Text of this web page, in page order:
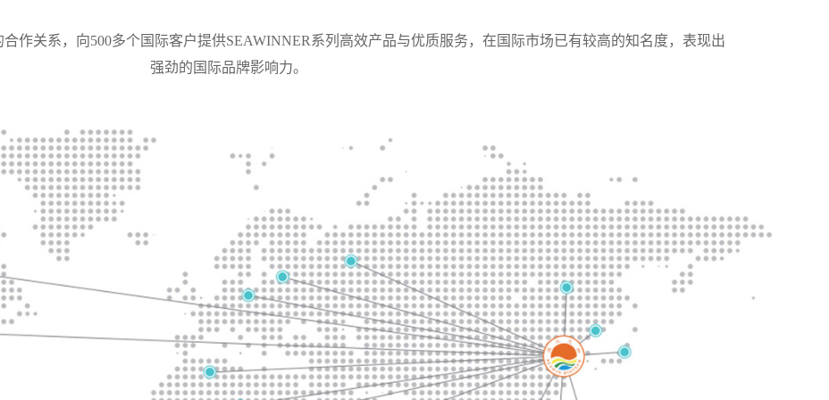
作关系，向500多个国际客户提供SEAWINNER系列高效产品与优质服务，在国际市场已有较高的知名度，表现出
强劲的国际品牌影响力。